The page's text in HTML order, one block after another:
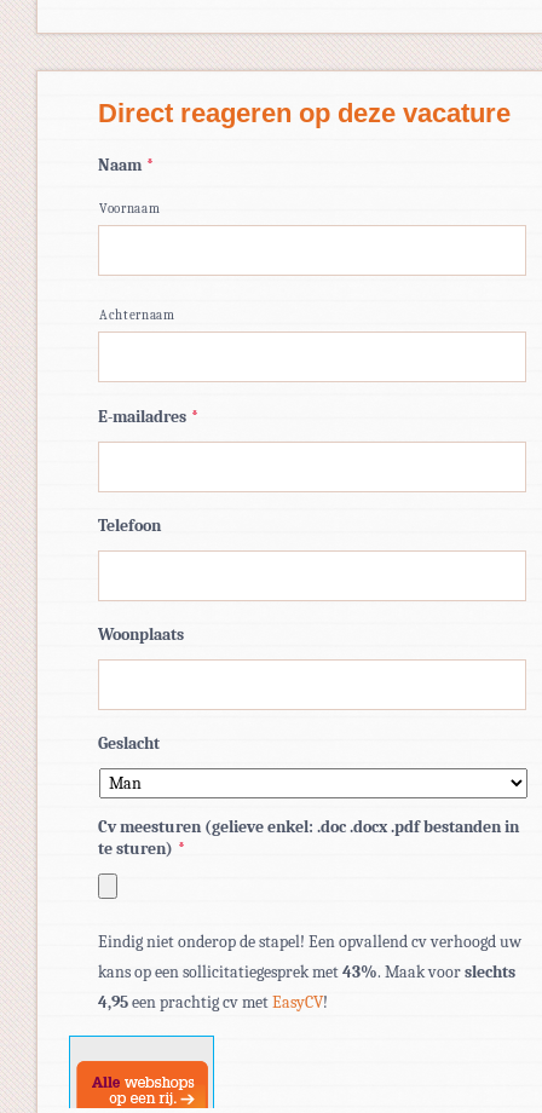
Direct reageren op deze vacature
Naam *
Voornaam
Achternaam
E-mailadres *
Telefoon
Woonplaats
Geslacht
Cv meesturen (gelieve enkel: .doc .docx .pdf bestanden in
te sturen) *
bestandstypen:
pdf,
doc,
docx.
Eindig niet onderop de stapel! Een opvallend cv verhoogd uw
kans op een sollicitatiegesprek met43%. Maak voorslechts
4,95een prachtig cv metEasyCV!